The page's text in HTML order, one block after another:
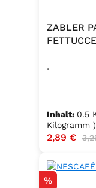
ZABLER
.
Inhalt: 0.5
Kilogramm )
2,89 €
Rabatt
%